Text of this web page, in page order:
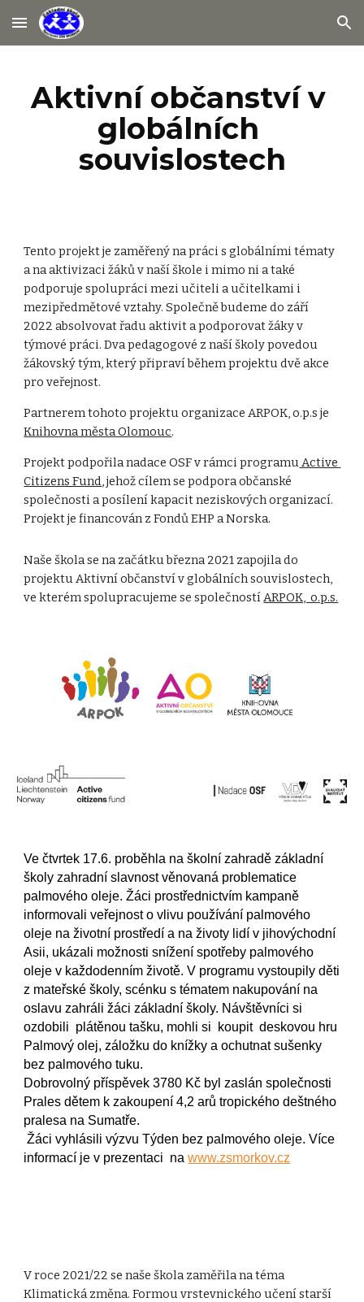
Skip to main content Skip to navigation
Aktivní občanství v
globálních
souvislostech
Tento projekt je zaměřený na práci s globálními tématy
a na aktivizaci žáků v naší škole i mimo ni a také
podporuje spolupráci mezi učiteli a učitelkami i
mezipředmětové vztahy. Společně budeme do září
2022 absolvovat řadu aktivit a podporovat žáky v
týmové práci. Dva pedagogové z naší školy povedou
žákovský tým, který připraví během projektu dvě akce
pro veřejnost.
Partnerem tohoto projektu organizace ARPOK, o.p.s je
Knihovna města Olomouc.
Projekt podpořila nadace OSF v rámci programu Active
Citizens Fund, jehož cílem se podpora občanské
společnosti a posílení kapacit neziskových organizací.
Projekt je financován z Fondů EHP a Norska.
Naše škola se na začátku března 2021 zapojila do
projektu Aktivní občanství v globálních souvislostech,
ve kterém spolupracujeme se společnostíARPOK,  o.p.s.
Ve čtvrtek 17.6. proběhla na školní zahradě základní
školy zahradní slavnost věnovaná problematice
palmového oleje. Žáci prostřednictvím kampaně
informovali veřejnost o vlivu používání palmového
oleje na životní prostředí a na životy lidí v jihovýchodní
Asii, ukázali možnosti snížení spotřeby palmového
oleje v každodenním životě. V programu vystoupily děti
z mateřské školy, scénku s tématem nakupování na
oslavu zahráli žáci základní školy. Návštěvníci si
ozdobili  plátěnou tašku, mohli si  koupit  deskovou hru
Palmový olej, záložku do knížky a ochutnat sušenky
bez palmového tuku.
Dobrovolný příspěvek 3780 Kč byl zaslán společnosti
Prales dětem k zakoupení 4,2 arů tropického deštného
pralesa na Sumatře.
Žáci vyhlásili výzvu Týden bez palmového oleje. Více
informací je v prezentaci  na www.zsmorkov.cz
V roce 2021/22 se naše škola zaměřila na téma
Klimatická změna. Formou vrstevnického učení starší